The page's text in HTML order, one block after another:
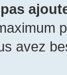
avez